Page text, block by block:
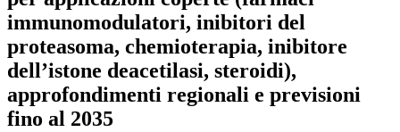
immunomodulatori, inibitori del
proteasoma, chemioterapia, inibitore
dell’istone deacetilasi, steroidi),
approfondimenti regionali e previsioni
fino al 2035